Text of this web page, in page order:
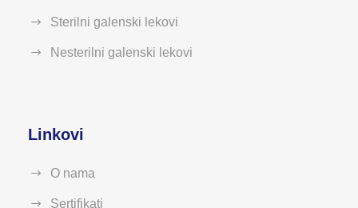
Sterilni galenski lekovi
Nesterilni galenski lekovi
Linkovi
O nama
Sertifikati